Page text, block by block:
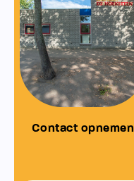
Contact opnemen